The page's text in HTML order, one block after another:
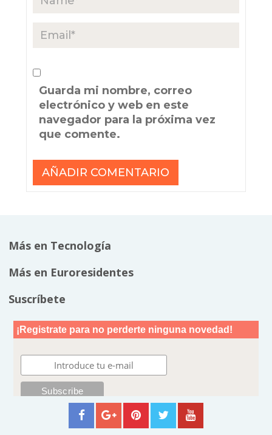
Guarda mi nombre, correo
electrónico y web en este
navegador para la próxima vez
que comente.
Más en Tecnología
Más en Euroresidentes
Suscríbete